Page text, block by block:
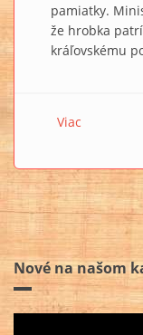
pamiatky.
že hrobka
kráľovskému
Viac
Nové na našom